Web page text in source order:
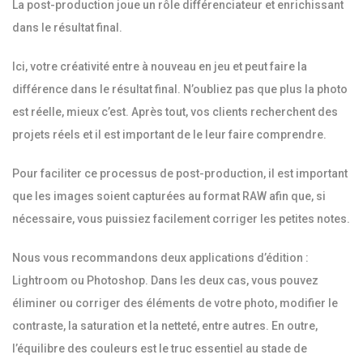
La post-production joue un rôle différenciateur et enrichissant
dans le résultat final.
Ici, votre créativité entre à nouveau en jeu et peut faire la
différence dans le résultat final. N’oubliez pas que plus la photo
est réelle, mieux c’est. Après tout, vos clients recherchent des
projets réels et il est important de le leur faire comprendre.
Pour faciliter ce processus de post-production, il est important
que les images soient capturées au format RAW afin que, si
nécessaire, vous puissiez facilement corriger les petites notes.
Nous vous recommandons deux applications d’édition :
Lightroom ou Photoshop. Dans les deux cas, vous pouvez
éliminer ou corriger des éléments de votre photo, modifier le
contraste, la saturation et la netteté, entre autres. En outre,
l’équilibre des couleurs est le truc essentiel au stade de